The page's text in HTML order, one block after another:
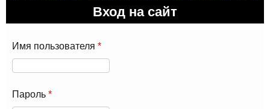
Вход на сайт
Имя пользователя *
Пароль *